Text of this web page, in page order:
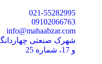
021-55282995
09102066763
info@mahaabzar.com
و 17، شماره 25